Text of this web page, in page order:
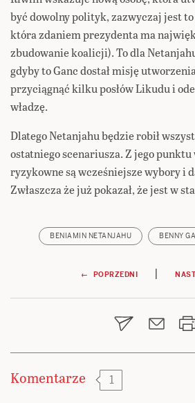
być dowolny polityk, zazwyczaj jest
która zdaniem prezydenta ma
zbudowanie koalicji). To dla
gdyby to Ganc dostał misję
przyciągnąć kilku posłów Likudu i
władzę.
Dlatego Netanjahu będzie robił
ostatniego scenariusza. Z jego
ryzykowne są wcześniejsze wybory i
Zwłaszcza że już pokazał, że jest w
BENIAMIN NETANJAHU BENNY
Nawigacja
wpisu
← POPRZEDNI |
Komentarze 1